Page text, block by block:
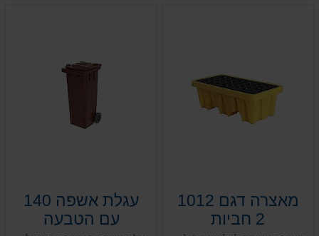
מאצרה דגם 1012
2 חביות
עגלת אשפה 140
עם הטבעה